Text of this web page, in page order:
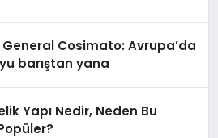
Cosimato: Avrupa’da
barıştan yana
Yapı Nedir, Neden Bu